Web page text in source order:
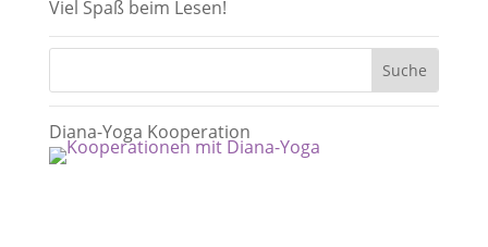
Viel Spaß beim Lesen!
Diana-Yoga Kooperation